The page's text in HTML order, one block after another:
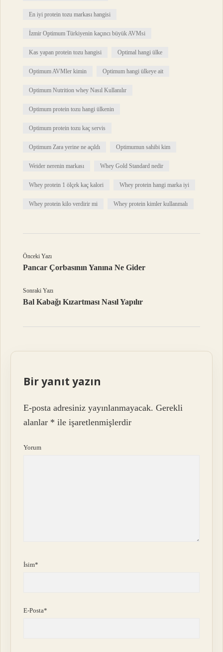
En iyi protein tozu markası hangisi
İzmir Optimum Türkiyenin kaçıncı büyük AVMsi
Kas yapan protein tozu hangisi Optimal hangi ülke
Optimum AVMler kimin Optimum hangi ülkeye ait
Optimum Nutrition whey Nasıl Kullanılır
Optimum protein tozu hangi ülkenin
Optimum protein tozu kaç servis
Optimum Zara yerine ne açıldı Optimumun sahibi kim
Weider nerenin markası Whey Gold Standard nedir
Whey protein 1 ölçek kaç kalori Whey protein hangi marka iyi
Whey protein kilo verdirir mi Whey protein kimler kullanmalı
Önceki Yazı
Pancar Çorbasının Yanına Ne Gider
Sonraki Yazı
Bal Kabağı Kızartması Nasıl Yapılır
Bir yanıt yazın
E-posta adresiniz yayınlanmayacak. Gerekli
alanlar * ile işaretlenmişlerdir
Yorum
İsim*
E-Posta*